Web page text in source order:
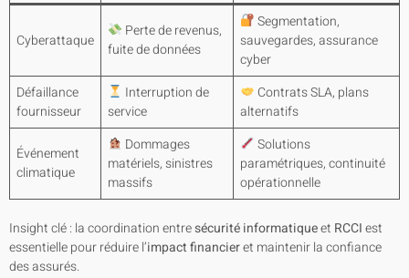
Cyberattaque
Perte de revenus,
fuite de données
Segmentation,
sauvegardes, assurance
cyber
Défaillance
fournisseur
Interruption de
service
Contrats SLA, plans
alternatifs
Événement
climatique
Dommages
matériels, sinistres
massifs
Solutions
paramétriques, continuité
opérationnelle
Insight clé : la coordination entresécurité informatiqueet RCCIest
essentielle pour réduire l’impact financieret maintenir la confiance
des assurés.